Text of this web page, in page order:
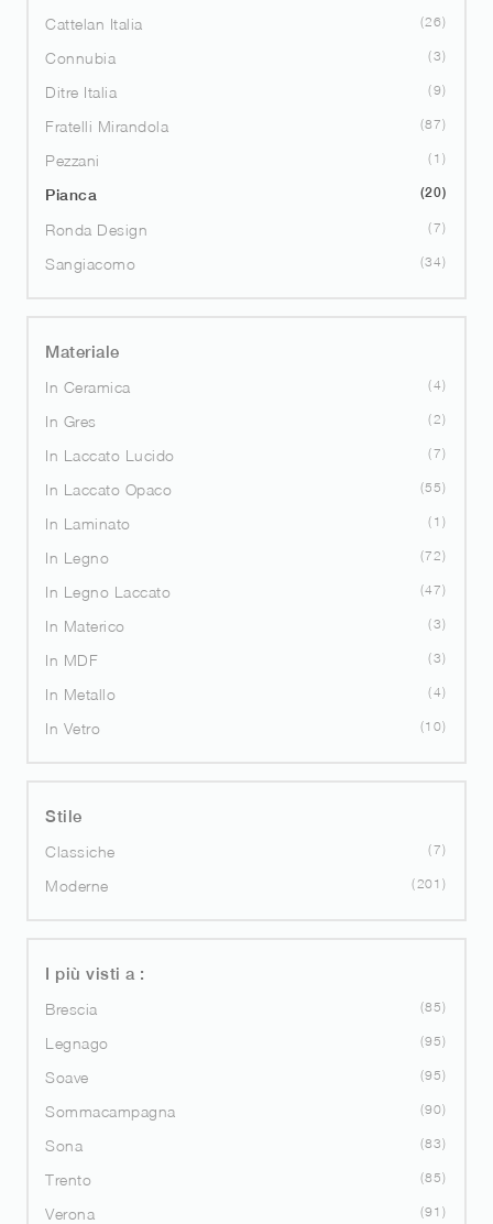
Cattelan Italia 26
Connubia 3
Ditre Italia 9
Fratelli Mirandola 87
Pezzani 1
Pianca 20
Ronda Design 7
Sangiacomo 34
Materiale
In Ceramica
4
In Gres 2
In Laccato Lucido 7
In Laccato Opaco 55
In Laminato 1
In Legno 72
In Legno Laccato 47
In Materico 3
In MDF 3
In Metallo 4
In Vetro 10
Stile
Classiche
7
Moderne 201
I più visti a :
Brescia
85
Legnago 95
Soave 95
Sommacampagna 90
Sona 83
Trento 85
Verona 91